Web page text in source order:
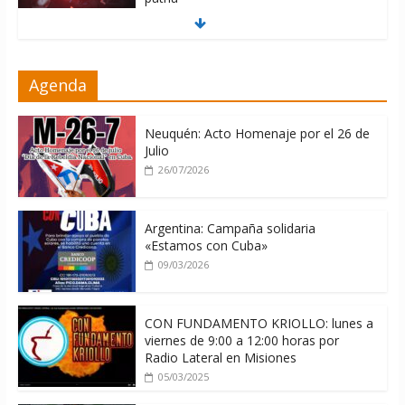
06/08/2026
06/08/2026
Agenda
Neuquén: Acto Homenaje por el 26 de
Julio
26/07/2026
Argentina: Campaña solidaria
«Estamos con Cuba»
09/03/2026
CON FUNDAMENTO KRIOLLO: lunes a
viernes de 9:00 a 12:00 horas por
Radio Lateral en Misiones
05/03/2025